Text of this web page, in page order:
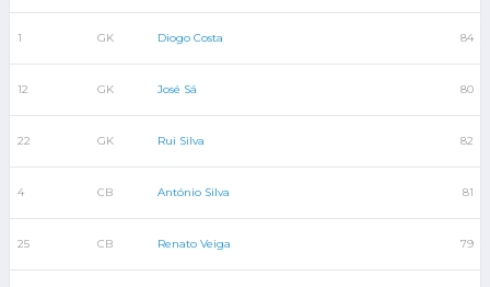
1 GK Diogo Costa 84
12 GK José Sá 80
22 GK Rui Silva 82
4 CB António Silva 81
25 CB Renato Veiga 79